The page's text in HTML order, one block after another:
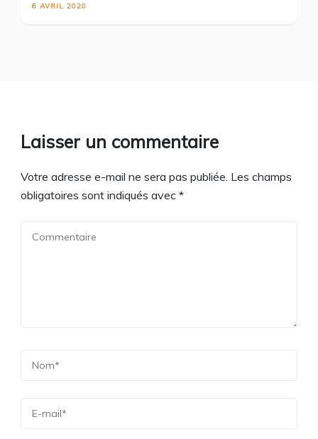
6 AVRIL 2020
Laisser un commentaire
Votre adresse e-mail ne sera pas publiée. Les champs
obligatoires sont indiqués avec *